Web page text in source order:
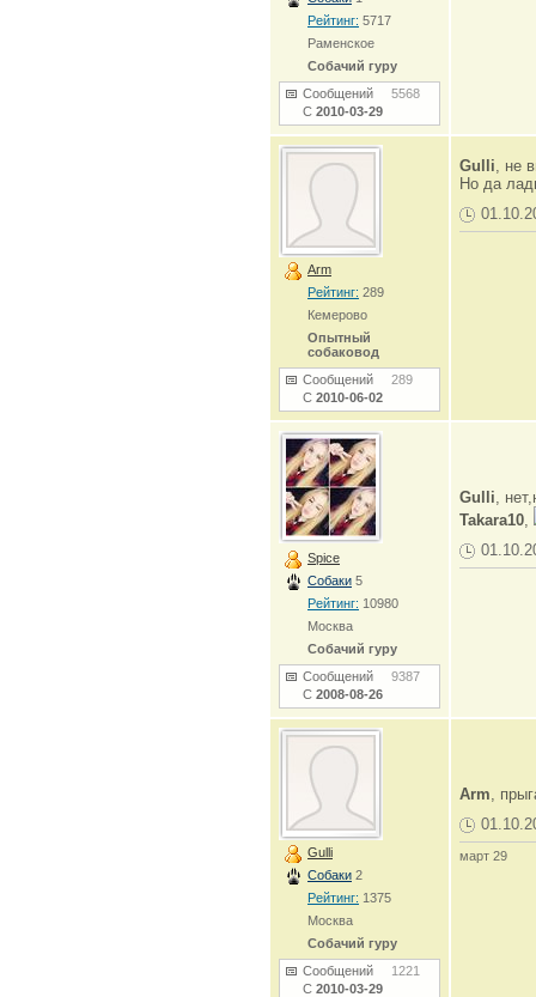
Рейтинг: 5717
Раменское
Собачий гуру
Сообщений 5568
С 2010-03-29
Arm
Рейтинг: 289
Кемерово
Опытный
собаковод
Сообщений 289
С 2010-06-02
Gulli, не
Но да
Spice
Собаки 5
Рейтинг: 10980
Москва
Собачий гуру
Сообщений 9387
С 2008-08-26
Gulli,
Takara10,
Gulli
Собаки 2
Рейтинг: 1375
Москва
Собачий гуру
Сообщений 1221
С 2010-03-29
Arm,
март 29